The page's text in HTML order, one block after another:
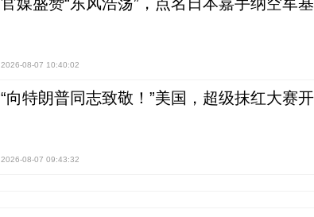
2026-08-07 10:40:02
“向特朗普同志致敬！”美国，超级抹红大赛
2026-08-07 09:43:32